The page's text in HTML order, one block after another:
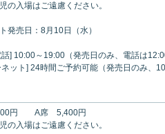
の入場はご遠慮ください。
発売日：8月10日（水）
話] 10:00～19:00（発売日のみ、電話は
ネット] 24時間ご予約可能（発売日のみ
円 A席 5,400円
の入場はご遠慮ください。